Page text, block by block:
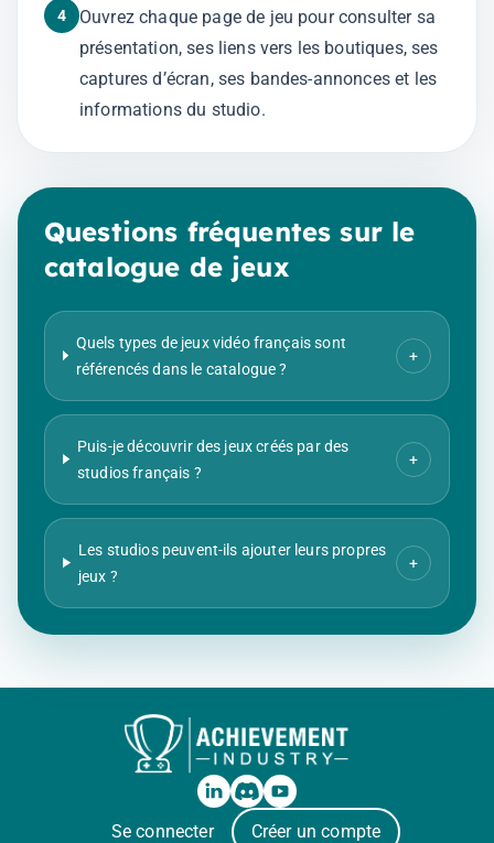
4
Ouvrez chaque page de jeu pour consulter sa
présentation, ses liens vers les boutiques, ses
captures d’écran, ses bandes-annonces et les
informations du studio.
Questions fréquentes sur le
catalogue de jeux
Quels types de jeux vidéo français sont
référencés dans le catalogue ?
+
Puis-je découvrir des jeux créés par des
studios français ?
+
Les studios peuvent-ils ajouter leurs propres
jeux ?
+
Se connecter Créer un compte